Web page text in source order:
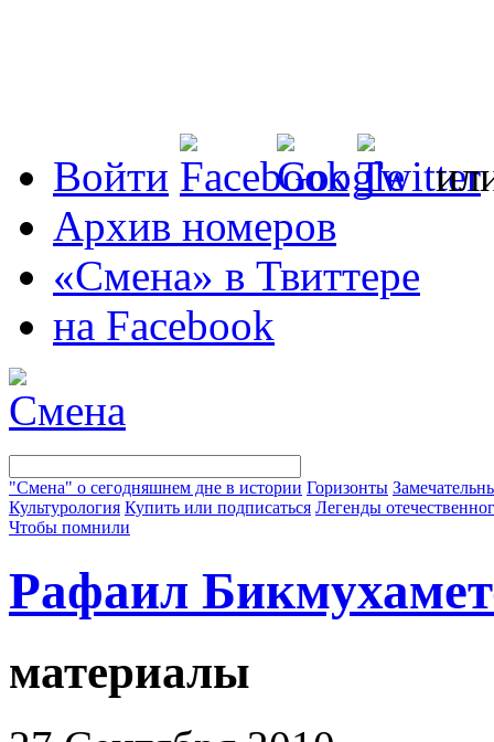
Войти
Архив номеров
«Смена» в Твиттере
на Facebook
"Смена" о сегодняшнем дне в истории Горизонты
Культурология Купить или подписаться Легенды
Чтобы помнили
Рафаил
материалы